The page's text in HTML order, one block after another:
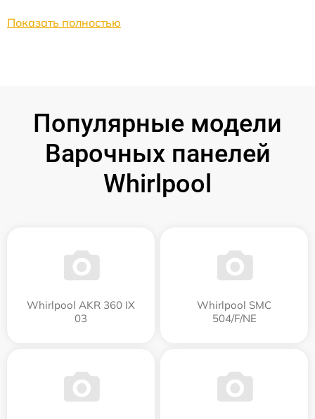
Показать полностью
Популярные модели
Варочных панелей
Whirlpool
Whirlpool AKR 360 IX
03
Whirlpool SMC
504/F/NE